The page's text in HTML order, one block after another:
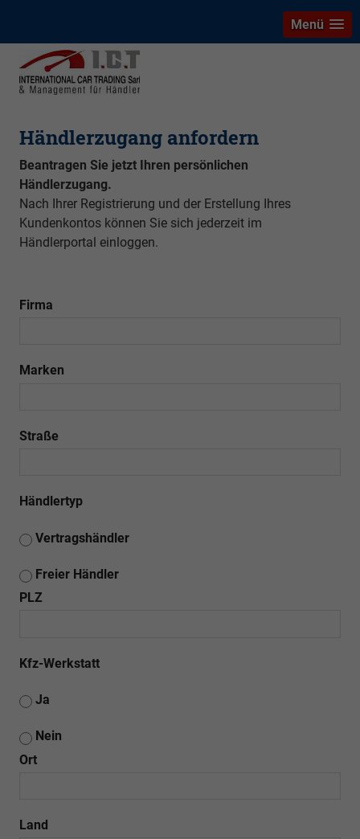
Menü
Händlerzugang anfordern
Beantragen Sie jetzt Ihren persönlichen
Händlerzugang.
Nach Ihrer Registrierung und der Erstellung Ihres
Kundenkontos können Sie sich jederzeit im
Händlerportal einloggen.
Firma
Marken
Straße
Händlertyp
Vertragshändler
Freier Händler
PLZ
Kfz-Werkstatt
Ja
Nein
Ort
Land